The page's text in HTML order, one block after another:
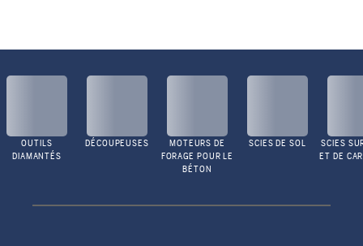
OUTILS
DIAMANTÉS
DÉCOUPEUSES
MOTEURS DE
FORAGE POUR LE
BÉTON
SCIES DE SOL
SCIES
ET DE